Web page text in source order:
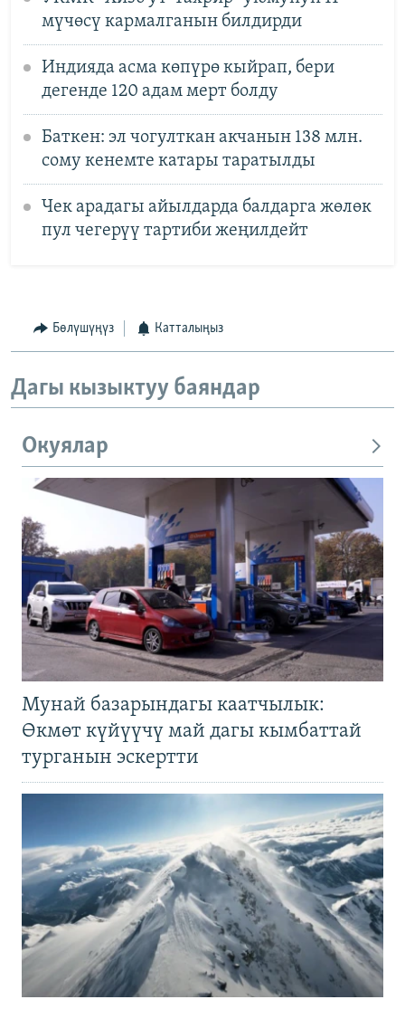
мүчөсү кармалганын билдирди
Индияда асма көпүрө кыйрап, бери
дегенде 120 адам мерт болду
Баткен: эл чогулткан акчанын 138 млн.
сому кенемте катары таратылды
Чек арадагы айылдарда балдарга жөлөк
пул чегерүү тартиби жеңилдейт
Бөлүшүңүз Катталыңыз
Дагы кызыктуу баяндар
Окуялар
Мунай базарындагы каатчылык:
Өкмөт күйүүчү май дагы кымбаттай
турганын эскертти